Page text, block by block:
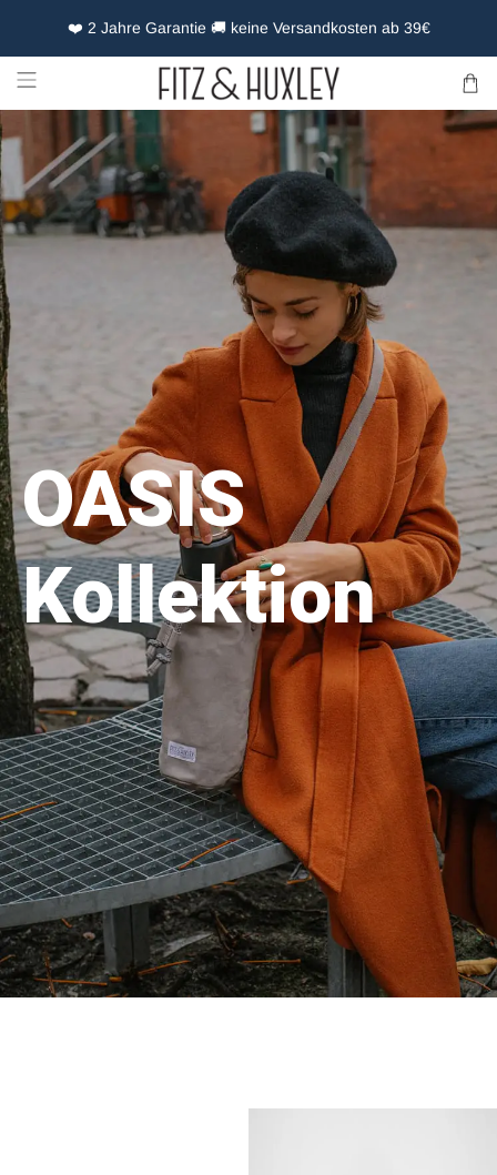
❤️ 2 Jahre Garantie 🚚 keine Versandkosten ab 39€
OASIS
Kollektion